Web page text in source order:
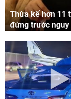
Thừa kế hơn 11
đứng trước nguy